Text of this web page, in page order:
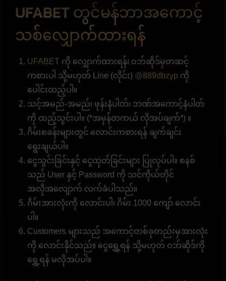
UFABET တွင်မန်ဘာအကောင့်
သစ်လျှောက်ထားရန်
UFABET ကို လျှောက်ထားရန်၊ ဝဘ်ဆိုဒ်မှတဆင့်
ကစားပါ သို့မဟုတ် Line (လိုင်း) @889dbzyp ကို
ပေါင်းထည့်ပါ။
သင့်အမည်-အမည်၊ ဖုန်းနံပါတ်၊ ဘဏ်အကောင့်နံပါတ်
ကို ထည့်သွင်းပါ။ (*အမှန်တကယ် လိုအပ်ချက်*) ။
ဂိမ်းစခန်းများတွင် လောင်းကစားရန် ချက်ချင်း
ရွေးချယ်ပါ။
ငွေသွင်းခြင်းနှင့် ငွေထုတ်ခြင်းများ ပြုလုပ်ပါ။ စနစ်
သည် User နှင့် Password ကို သင်ကိုယ်တိုင်
အလိုအလျောက် လက်ခံပါသည်။
ဂိမ်းအားလုံးကို လောင်းပါ၊ ဂိမ်း 1000 ကျော် လောင်း
ပါ။
Customers များသည် အကောင့်တစ်ခုတည်းမှအားလုံး
ကို လောင်းနိုင်သည်။ ငွေရွှေ့ရန် သို့မဟုတ် ဝဘ်ဆိုဒ်ကို
ရွှေ့ရန် မလိုအပ်ပါ။